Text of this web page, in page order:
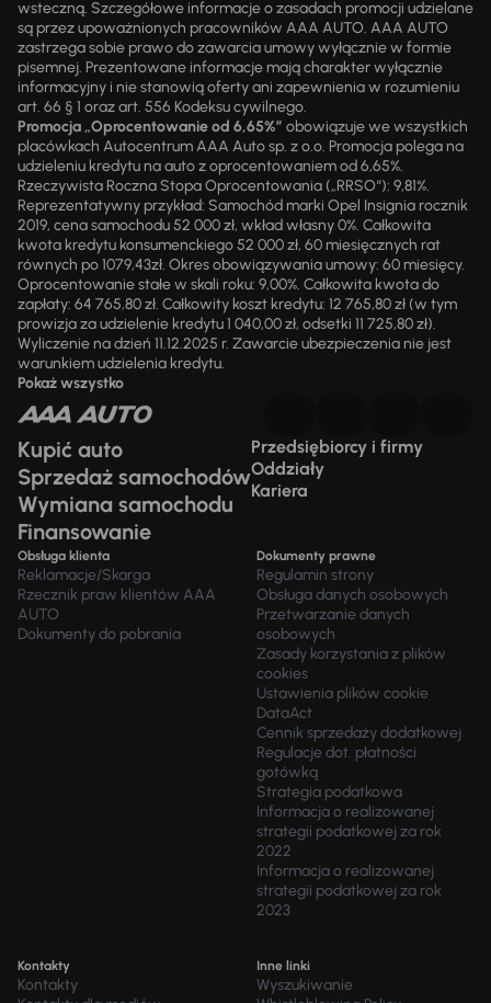
wsteczną. Szczegółowe informacje o zasadach promocji udzielane
są przez upoważnionych pracowników AAA AUTO. AAA AUTO
zastrzega sobie prawo do zawarcia umowy wyłącznie w formie
pisemnej. Prezentowane informacje mają charakter wyłącznie
informacyjny i nie stanowią oferty ani zapewnienia w rozumieniu
art. 66 § 1 oraz art. 556 Kodeksu cywilnego.
Promocja „Oprocentowanie od 6,65%” obowiązuje we wszystkich
placówkach Autocentrum AAA Auto sp. z o.o. Promocja polega na
udzieleniu kredytu na auto z oprocentowaniem od 6,65%.
Rzeczywista Roczna Stopa Oprocentowania („RRSO“): 9,81%.
Reprezentatywny przykład: Samochód marki Opel Insignia rocznik
2019, cena samochodu 52 000 zł, wkład własny 0%. Całkowita
kwota kredytu konsumenckiego 52 000 zł, 60 miesięcznych rat
równych po 1079,43zł. Okres obowiązywania umowy: 60 miesięcy.
Oprocentowanie stałe w skali roku: 9,00%. Całkowita kwota do
zapłaty: 64 765,80 zł. Całkowity koszt kredytu: 12 765,80 zł (w tym
prowizja za udzielenie kredytu 1 040,00 zł, odsetki 11 725,80 zł).
Wyliczenie na dzień 11.12.2025 r. Zawarcie ubezpieczenia nie jest
warunkiem udzielenia kredytu.
Pokaż wszystko
Kupić auto
Sprzedaż samochodów
Wymiana samochodu
Finansowanie
Przedsiębiorcy i firmy
Oddziały
Kariera
Obsługa klienta
Reklamacje/Skarga
Rzecznik praw klientów AAA
AUTO
Dokumenty do pobrania
Dokumenty prawne
Regulamin strony
Obsługa danych osobowych
Przetwarzanie danych
osobowych
Zasady korzystania z plików
cookies
Ustawienia plików cookie
DataAct
Cennik sprzedaży dodatkowej
Regulacje dot. płatności
gotówką
Strategia podatkowa
Informacja o realizowanej
strategii podatkowej za rok
2022
Informacja o realizowanej
strategii podatkowej za rok
2023
Kontakty
Kontakty
Inne linki
Wyszukiwanie